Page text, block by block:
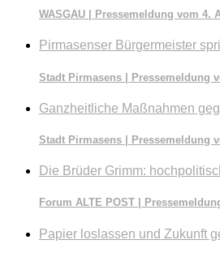
WASGAU | Pressemeldung vom 4.
Pirmasenser Bürgermeister
Stadt Pirmasens | Pressemeldung
Ganzheitliche Maßnahmen
Stadt Pirmasens | Pressemeldung
Die Brüder Grimm:
Forum ALTE POST |
Papier loslassen und Zukunft